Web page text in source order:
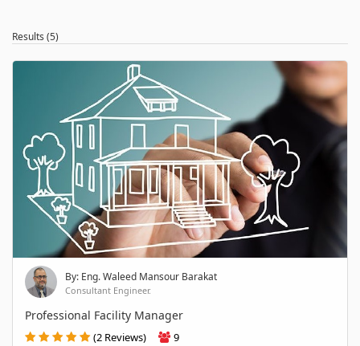
Results (5)
By: Eng. Waleed Mansour Barakat
Consultant Engineer.
Professional Facility Manager
(2 Reviews) 9